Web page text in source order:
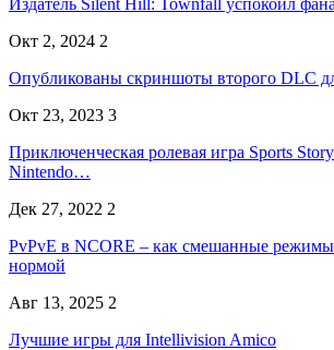
Окт 2, 2024 2
Опубликованы скриншоты второго DLC
Окт 23, 2023 3
Приключенческая ролевая игра Sports
Nintendo…
Дек 27, 2022 2
PvPvE в NCORE – как смешанные режимы
нормой
Авг 13, 2025 2
Лучшие игры для Intellivision Amico